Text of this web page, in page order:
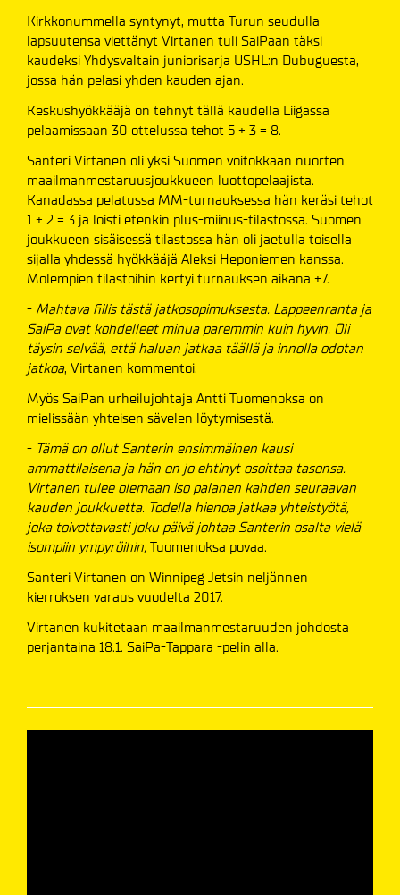
Kirkkonummella syntynyt, mutta Turun seudulla
lapsuutensa viettänyt Virtanen tuli SaiPaan täksi
kaudeksi Yhdysvaltain juniorisarja USHL:n Dubuguesta,
jossa hän pelasi yhden kauden ajan.
Keskushyökkääjä on tehnyt tällä kaudella Liigassa
pelaamissaan 30 ottelussa tehot 5 + 3 = 8.
Santeri Virtanen oli yksi Suomen voitokkaan nuorten
maailmanmestaruusjoukkueen luottopelaajista.
Kanadassa pelatussa MM-turnauksessa hän keräsi tehot
1 + 2 = 3 ja loisti etenkin plus-miinus-tilastossa. Suomen
joukkueen sisäisessä tilastossa hän oli jaetulla toisella
sijalla yhdessä hyökkääjä Aleksi Heponiemen kanssa.
Molempien tilastoihin kertyi turnauksen aikana +7.
- Mahtava fiilis tästä jatkosopimuksesta. Lappeenranta ja
SaiPa ovat kohdelleet minua paremmin kuin hyvin. Oli
täysin selvää, että haluan jatkaa täällä ja innolla odotan
jatkoa, Virtanen kommentoi.
Myös SaiPan urheilujohtaja Antti Tuomenoksa on
mielissään yhteisen sävelen löytymisestä.
- Tämä on ollut Santerin ensimmäinen kausi
ammattilaisena ja hän on jo ehtinyt osoittaa tasonsa.
Virtanen tulee olemaan iso palanen kahden seuraavan
kauden joukkuetta. Todella hienoa jatkaa yhteistyötä,
joka toivottavasti joku päivä johtaa Santerin osalta vielä
isompiin ympyröihin, Tuomenoksa povaa.
Santeri Virtanen on Winnipeg Jetsin neljännen
kierroksen varaus vuodelta 2017.
Virtanen kukitetaan maailmanmestaruuden johdosta
perjantaina 18.1. SaiPa-Tappara -pelin alla.